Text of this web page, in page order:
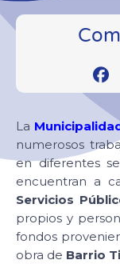
La
numerosos
en diferentes
encuentran a
Servicios
propios y
fondos
obra de Barrio